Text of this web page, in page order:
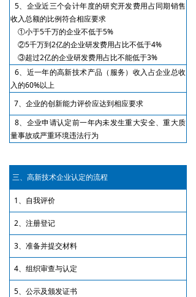
5、企业近三个会计年度的研究开发费用占同期销售
收入总额的比例符合相应要求
①小于5千万的企业不低于5%
②5千万到2亿的企业研发费用占比不低于4%
③超过2亿的企业研发费用占比不能低于3%
6、近一年的高新技术产品（服务）收入占企业总收
入的60%以上
7、企业的创新能力评价应达到相应要求
8、企业申请认定前一年内未发生重大安全、重大质
量事故或严重环境违法行为
三、高新技术企业认定的流程
1、自我评价
2、注册登记
3、准备并提交材料
4、组织审查与认定
5、公示及颁发证书